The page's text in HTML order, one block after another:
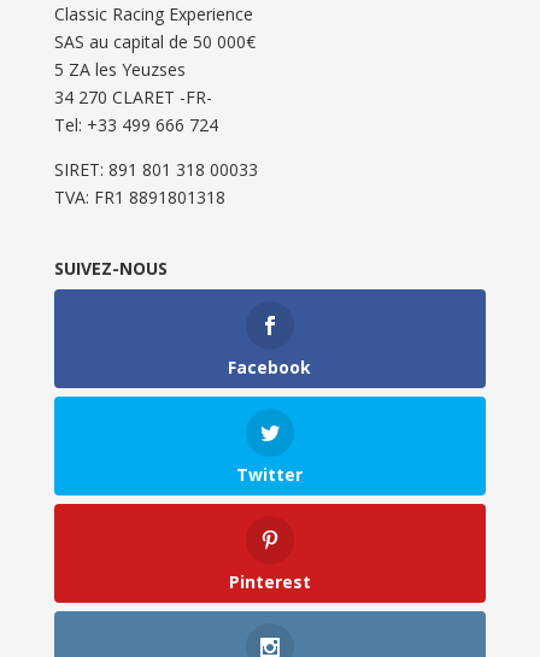
Classic Racing Experience
SAS au capital de 50 000€
5 ZA les Yeuzses
34 270 CLARET -FR-
Tel: ‭+33 499 666 724‬
SIRET: 891 801 318 00033
TVA: FR1 8891801318
SUIVEZ-NOUS
Facebook
Twitter
Pinterest